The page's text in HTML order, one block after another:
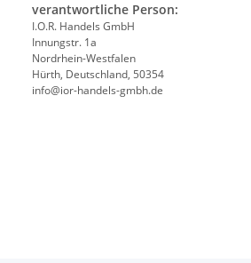
verantwortliche Person:
I.O.R. Handels GmbH
Innungstr. 1a
Nordrhein-Westfalen
Hürth, Deutschland, 50354
info@ior-handels-gmbh.de